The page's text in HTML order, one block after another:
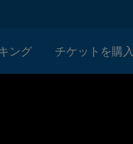
ング チケットを購入